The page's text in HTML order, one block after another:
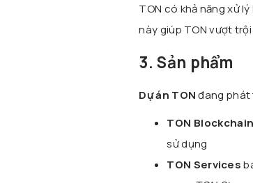
TON có khả năng xử
này giúp TON vượt
3. Sản phẩm
Dự án TONđang phát
TON
sử dụng
TON Services